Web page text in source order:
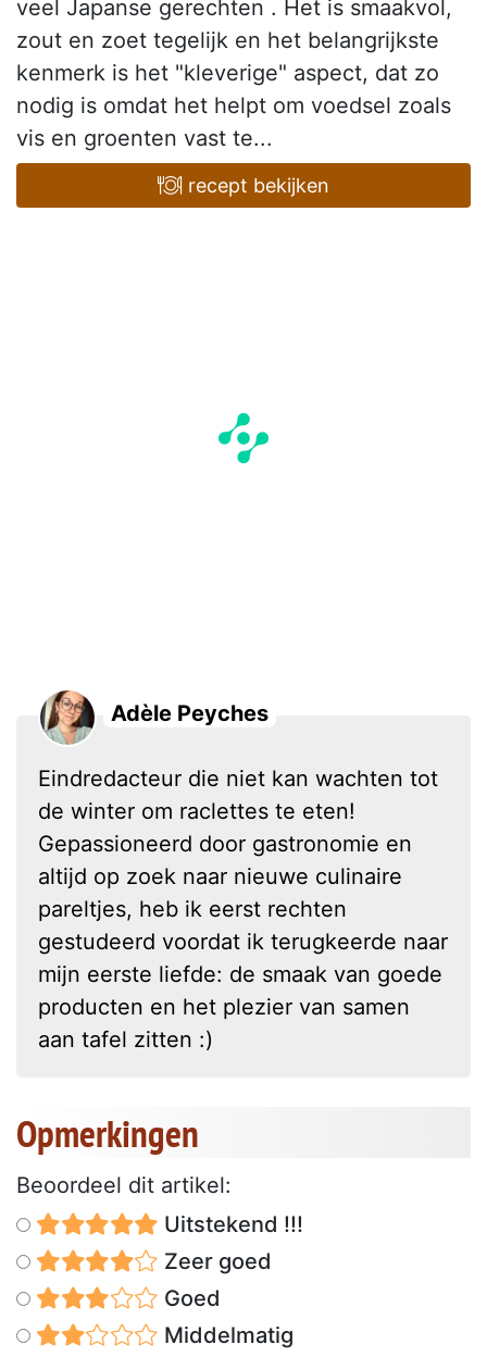
veel Japanse gerechten . Het is smaakvol,
zout en zoet tegelijk en het belangrijkste
kenmerk is het "kleverige" aspect, dat zo
nodig is omdat het helpt om voedsel zoals
vis en groenten vast te...
recept bekijken
Adèle Peyches
Eindredacteur die niet kan wachten tot
de winter om raclettes te eten!
Gepassioneerd door gastronomie en
altijd op zoek naar nieuwe culinaire
pareltjes, heb ik eerst rechten
gestudeerd voordat ik terugkeerde naar
mijn eerste liefde: de smaak van goede
producten en het plezier van samen
aan tafel zitten :)
Opmerkingen
Beoordeel dit artikel:
Uitstekend !!!
Zeer goed
Goed
Middelmatig